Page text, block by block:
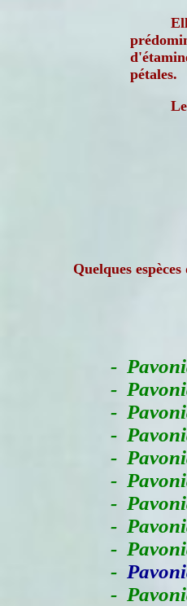
pétales.
Quelques espèces
-
-
-
-
-
-
-
-
-
-
-